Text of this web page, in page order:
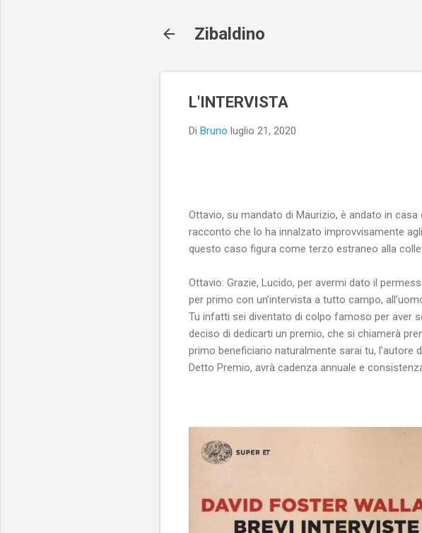
Zibaldino
L'INTERVISTA
Di Bruno luglio 21, 2020
Ottavio, su mandato di Maurizio, è andato in
racconto che lo ha innalzato improvvisamente
questo caso figura come terzo estraneo alla
Ottavio: Grazie, Lucido, per avermi dato il
per primo con un’intervista a tutto campo,
Tu infatti sei diventato di colpo famoso per aver
deciso di dedicarti un premio, che si chiamerà
primo beneficiario naturalmente sarai tu, l’autore
Detto Premio, avrà cadenza annuale e